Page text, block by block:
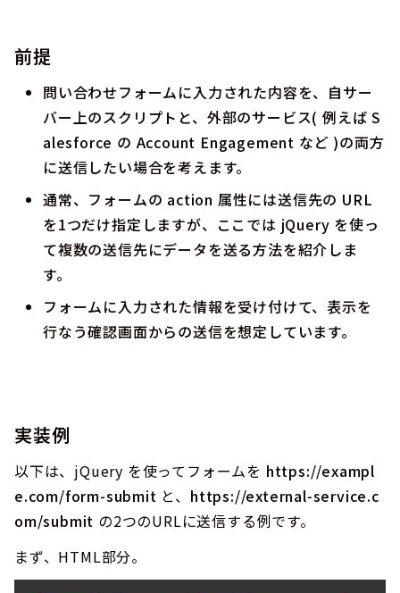
前提
問い合わせフォームに入力された内容を、自サー
バー上のスクリプトと、外部のサービス( 例えば S
alesforce の Account Engagement など )の両方
に送信したい場合を考えます。
通常、フォームの action 属性には送信先の URL
を1つだけ指定しますが、ここでは jQuery を使っ
て複数の送信先にデータを送る方法を紹介しま
す。
フォームに入力された情報を受け付けて、表示を
行なう確認画面からの送信を想定しています。
実装例
以下は、jQuery を使ってフォームを https://exampl
e.com/form-submit と、 https://external-service.c
om/submit の2つのURLに送信する例です。
まず、HTML部分。